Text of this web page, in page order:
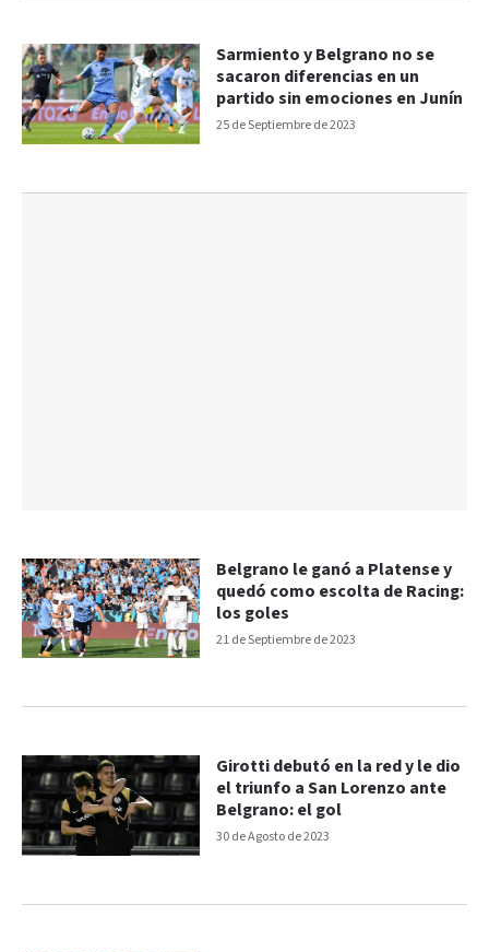
25 de Septiembre de 2023
Sarmiento y Belgrano no se
sacaron diferencias en un
partido sin emociones en Junín
21 de Septiembre de 2023
Belgrano le ganó a Platense y
quedó como escolta de Racing:
los goles
30 de Agosto de 2023
Girotti debutó en la red y le dio
el triunfo a San Lorenzo ante
Belgrano: el gol